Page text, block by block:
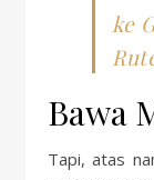
ke
Bawa
Tapi, atas